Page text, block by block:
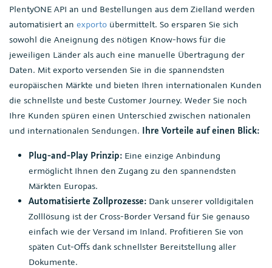
PlentyONE API an und Bestellungen aus dem Zielland werden
automatisiert an exporto übermittelt. So ersparen Sie sich
sowohl die Aneignung des nötigen Know-hows für die
jeweiligen Länder als auch eine manuelle Übertragung der
Daten. Mit exporto versenden Sie in die spannendsten
europäischen Märkte und bieten Ihren internationalen Kunden
die schnellste und beste Customer Journey. Weder Sie noch
Ihre Kunden spüren einen Unterschied zwischen nationalen
und internationalen Sendungen. Ihre Vorteile auf einen Blick:
Plug-and-Play Prinzip: Eine einzige Anbindung
ermöglicht Ihnen den Zugang zu den spannendsten
Märkten Europas.
Automatisierte Zollprozesse: Dank unserer volldigitalen
Zolllösung ist der Cross-Border Versand für Sie genauso
einfach wie der Versand im Inland. Profitieren Sie von
späten Cut-Offs dank schnellster Bereitstellung aller
Dokumente.